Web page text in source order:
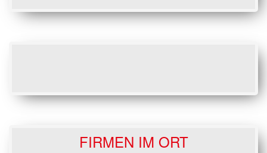
FIRMEN IM ORT